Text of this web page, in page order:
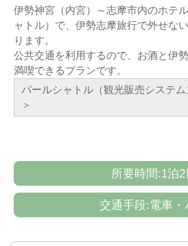
伊勢神宮（内宮）～志摩市内のホテ
ャトル）で、伊勢志摩旅行で外せな
ります。
公共交通を利用するので、お酒と伊
満喫できるプランです。
パールシャトル（観光販売システ
＞
所要時間:1泊2
交通手段:電車・